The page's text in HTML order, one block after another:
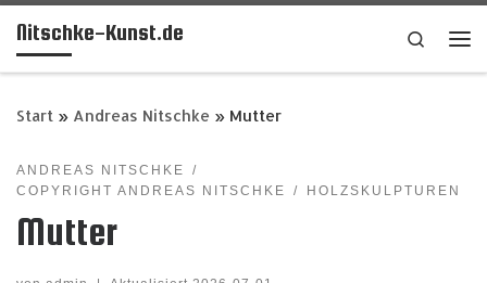
Zum Inhalt springen
Nitschke-Kunst.de
Search
Start » Andreas Nitschke » Mutter
ANDREAS NITSCHKE
COPYRIGHT ANDREAS NITSCHKE
HOLZSKULPTUREN
Mutter